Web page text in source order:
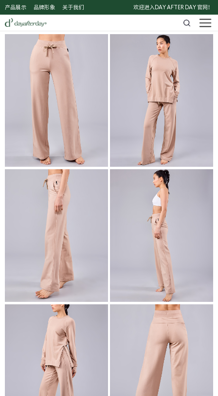
产品展示 品牌形象 关于我们 欢迎进入DAY AFTER DAY 官网！